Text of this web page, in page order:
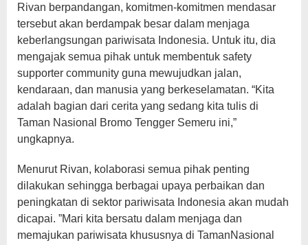
Rivan berpandangan, komitmen-komitmen mendasar
tersebut akan berdampak besar dalam menjaga
keberlangsungan pariwisata Indonesia. Untuk itu, dia
mengajak semua pihak untuk membentuk safety
supporter community guna mewujudkan jalan,
kendaraan, dan manusia yang berkeselamatan. “Kita
adalah bagian dari cerita yang sedang kita tulis di
Taman Nasional Bromo Tengger Semeru ini,”
ungkapnya.
Menurut Rivan, kolaborasi semua pihak penting
dilakukan sehingga berbagai upaya perbaikan dan
peningkatan di sektor pariwisata Indonesia akan mudah
dicapai. ”Mari kita bersatu dalam menjaga dan
memajukan pariwisata khususnya di TamanNasional